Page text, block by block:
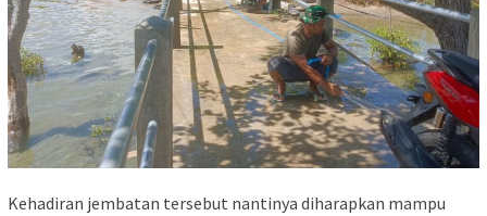
Kehadiran jembatan tersebut nantinya diharapkan mampu